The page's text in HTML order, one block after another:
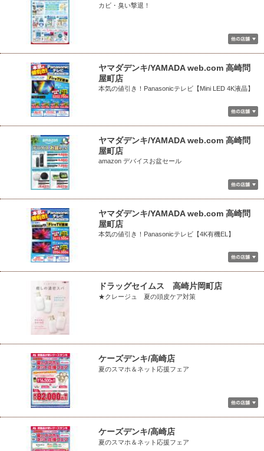
カビ・臭い撃退！
ヤマダデンキ/YAMADA web.com 高崎問
屋町店
本気の値引き！Panasonicテレビ【Mini LED 4K液晶】
ヤマダデンキ/YAMADA web.com 高崎問
屋町店
amazon デバイスお盆セール
ヤマダデンキ/YAMADA web.com 高崎問
屋町店
本気の値引き！Panasonicテレビ【4K有機EL】
ドラッグセイムス 高崎片岡町店
★クレージュ 夏の頭皮ケア対策
ケーズデンキ/高崎店
夏のスマホ＆ネット応援フェア
ケーズデンキ/高崎店
夏のスマホ＆ネット応援フェア